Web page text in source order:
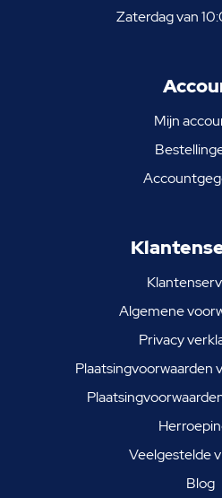
Zaterdag van
Mijn
Algemene
Privacy
Plaatsingvoorwaarden
Veelgestelde
Blog